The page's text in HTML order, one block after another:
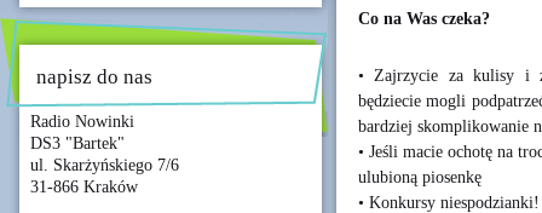
napisz do nas
Radio Nowinki
DS3 "Bartek"
ul. Skarżyńskiego 7/6
31-866 Kraków
Co na Was czeka?
• Zajrzycie za kulisy i
będziecie mogli
bardziej skomplikowanie
• Jeśli macie ochotę na
ulubioną piosenkę
• Konkursy niespodzianki!